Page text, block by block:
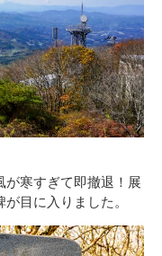
が寒すぎて即撤退！展
目に入りました。